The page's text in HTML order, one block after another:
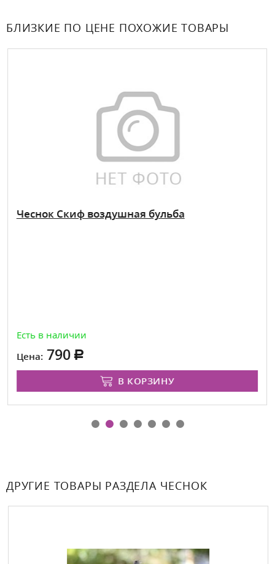
БЛИЗКИЕ ПО ЦЕНЕ ПОХОЖИЕ ТОВАРЫ
Чеснок Скиф воздушная бульба
Есть в наличии
Цена: 790
В КОРЗИНУ
ДРУГИЕ ТОВАРЫ РАЗДЕЛА ЧЕСНОК